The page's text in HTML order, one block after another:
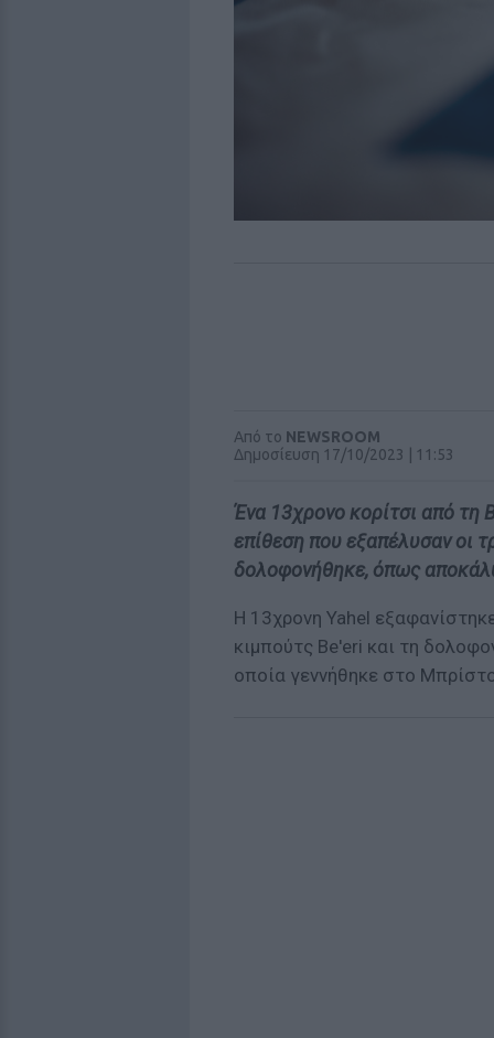
Από το NEWSROOM
Δημοσίευση 17/10/2023 | 11:53
Ένα 13χρονο κορίτσι από τη
επίθεση που εξαπέλυσαν οι
δολοφονήθηκε, όπως
Η 13χρονη Yahel
κιμπούτς Be'eri και τη
οποία γεννήθηκε στο